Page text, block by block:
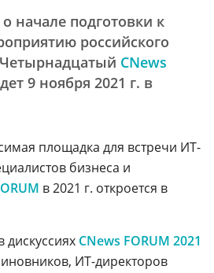
начале подготовки к
российского
CNews
9 ноября 2021 г. в
площадка для встречи ИТ-
бизнеса и
в 2021 г. откроется в
дискуссиях CNews FORUM 2021
ИТ-директоров